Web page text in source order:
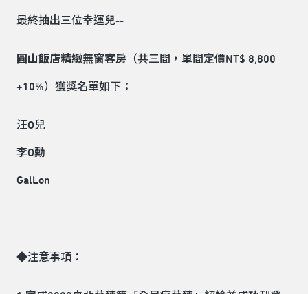
最終抽出三位幸運兒--
圓山飯店精緻無窗客房 （共三間，單間定價NT$ 8,800
+10%）獲獎名單如下：
汪O兒
李O勳
GalLon
◆注意事項：